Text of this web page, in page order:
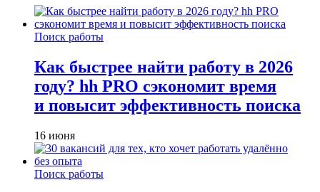
Поиск работы
Как быстрее найти работу в 2026
году? hh PRO сэкономит время
и повысит эффективность поиска
16 июня
Поиск работы